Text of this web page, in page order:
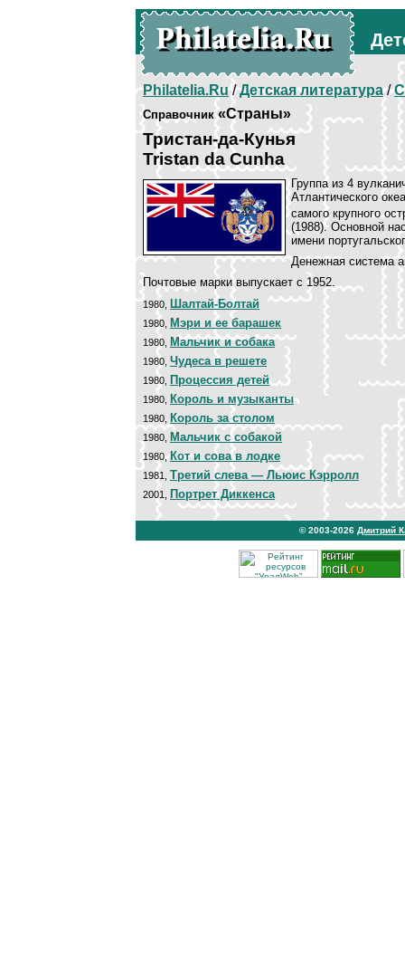
Philatelia.Ru/Детская литература/
Справочник«Страны»
Тристан-да-Кунья
Tristan da Cunha
Группа из 4
Атлантического
самого крупного
(1988). Основной
имени
Денежная система
Почтовые марки выпускает с 1952.
1980, Шалтай-Болтай
1980, Мэри и ее барашек
1980, Мальчик и собака
1980, Чудеса в решете
1980, Процессия детей
1980, Король и музыканты
1980, Король за столом
1980, Мальчик с собакой
1980,Кот и сова в лодке
1981, Третий слева — Льюис Кэрролл
2001, Портрет Диккенса
© 2003-2026 Дмитрий